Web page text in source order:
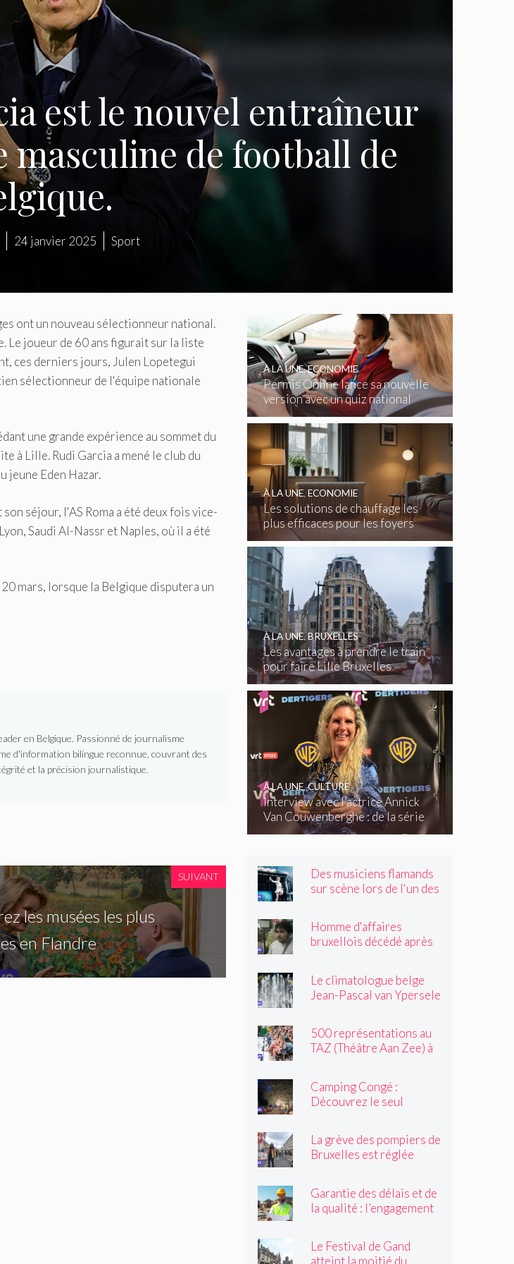
est le nouvel entraîneur
masculine de football de
24 janvier 2025 Sport
ont un nouveau sélectionneur national.
Le joueur de 60 ans figurait sur la liste
ces derniers jours, Julen Lopetegui
sélectionneur de l'équipe nationale
une grande expérience au sommet du
à Lille. Rudi Garcia a mené le club du
jeune Eden Hazar.
séjour, l'AS Roma a été deux fois vice-
Saudi Al-Nassr et Naples, où il a été
mars, lorsque la Belgique disputera un
en Belgique. Passionné de journalisme
d'information bilingue reconnue, couvrant des
et la précision journalistique.
SUIVANT
les musées les plus
en Flandre
Permis Online lance sa nouvelle
version avec un quiz national
gratuit
À LA UNE,ECONOMIE
Les solutions de chauffage les
plus efficaces pour les foyers
belges
À LA UNE, ECONOMIE
Les avantages à prendre le train
pour faire Lille Bruxelles
À LA UNE,BRUXELLES
Interview avec l’actrice Annick
Van Couwenberghe : de la série
télévisée Dertigers au court-
À LA UNE,CULTURE
Des musiciens flamands
sur scène lors de l'un des
Homme d'affaires
bruxellois décédé après
son passage, il souriait
toujours »
Le climatologue belge
Jean-Pascal van Ypersele
500 représentations au
TAZ (Théâtre Aan Zee) à
Camping Congé :
Découvrez le seul
La grève des pompiers de
Bruxelles est réglée
Garantie des délais et de
la qualité : l’engagement
Le Festival de Gand
atteint la moitié du